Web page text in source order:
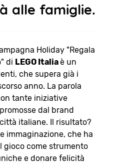
alle famiglie.
Holiday "Regala
di LEGO Italiaè un
che supera già i
anno. La parola
tante iniziative
dal brand
italiane. Il risultato?
immaginazione, che ha
gioco come strumento
e donare felicità